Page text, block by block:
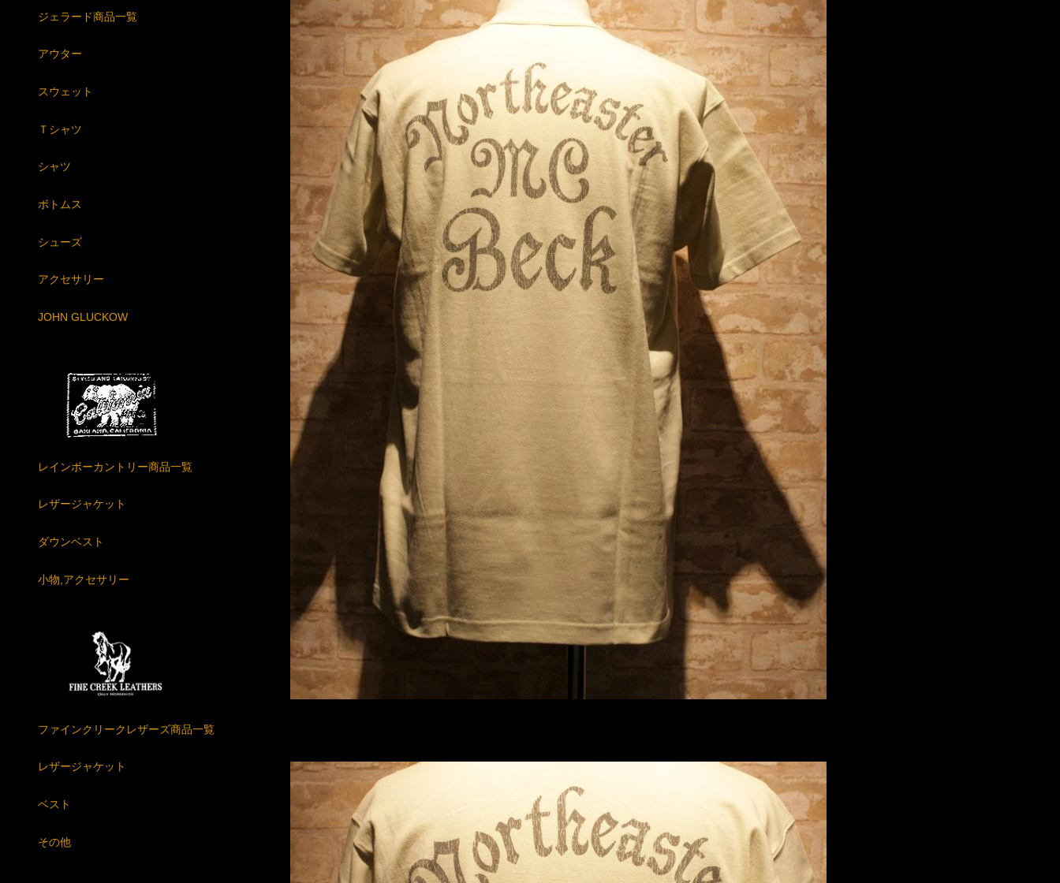
ジェラード商品一覧
アウター
スウェット
Ｔシャツ
シャツ
ボトムス
シューズ
アクセサリー
JOHN GLUCKOW
レインボーカントリー商品一覧
レザージャケット
ダウンベスト
小物,アクセサリー
ファインクリークレザーズ商品一覧
レザージャケット
ベスト
その他